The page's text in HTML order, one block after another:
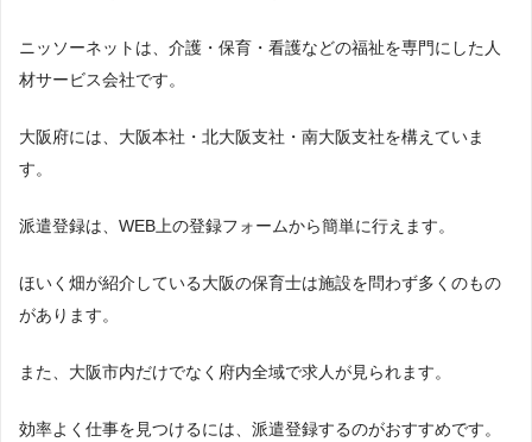
ニッソーネットは、介護・保育・看護などの福祉を専門にした人
材サービス会社です。
大阪府には、大阪本社・北大阪支社・南大阪支社を構えていま
す。
派遣登録は、WEB上の登録フォームから簡単に行えます。
ほいく畑が紹介している大阪の保育士は施設を問わず多くのもの
があります。
また、大阪市内だけでなく府内全域で求人が見られます。
効率よく仕事を見つけるには、派遣登録するのがおすすめです。